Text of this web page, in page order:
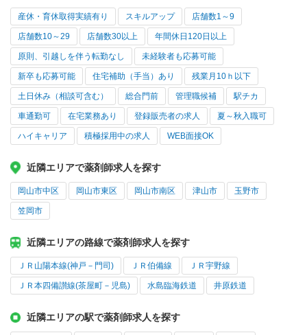
産休・育休取得実績有り スキルアップ 店舗数1～9
店舗数10～29 店舗数30以上 年間休日120日以上
原則、引越しを伴う転勤なし 未経験者も応募可能
新卒も応募可能 住宅補助（手当）あり 残業月10ｈ以下
土日休み（相談可含む） 総合門前 管理職候補 駅チカ
車通勤可 在宅業務あり 登録販売者の求人 夏～秋入職可
ハイキャリア 積極採用中の求人 WEB面接OK
近隣エリアで薬剤師求人を探す
岡山市中区 岡山市東区 岡山市南区 津山市 玉野市
笠岡市
近隣エリアの路線で薬剤師求人を探す
ＪＲ山陽本線(神戸－門司) ＪＲ伯備線 ＪＲ宇野線
ＪＲ本四備讃線(茶屋町－児島) 水島臨海鉄道 井原鉄道
近隣エリアの駅で薬剤師求人を探す